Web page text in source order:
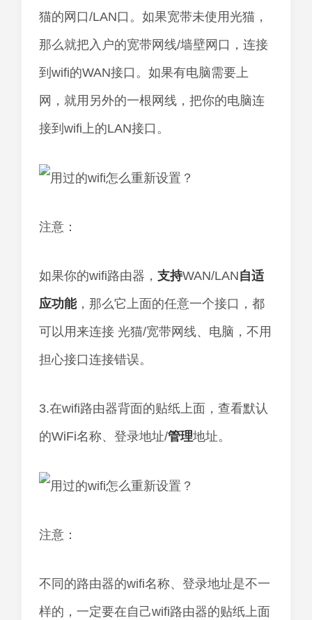
猫的网口/LAN口。如果宽带未使用光猫，
那么就把入户的宽带网线/墙壁网口，连接
到wifi的WAN接口。如果有电脑需要上
网，就用另外的一根网线，把你的电脑连
接到wifi上的LAN接口。
注意：
如果你的wifi路由器， 支持WAN/LAN自适
应功能，那么它上面的任意一个接口，都
可以用来连接 光猫/宽带网线、电脑，不用
担心接口连接错误。
3.在wifi路由器背面的贴纸上面，查看默认
的WiFi名称、登录地址/管理地址。
注意：
不同的路由器的wifi名称、登录地址是不一
样的，一定要在自己wifi路由器的贴纸上面